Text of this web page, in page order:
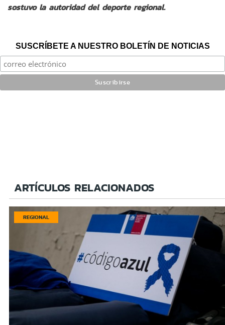
sostuvo la autoridad del deporte regional.
SUSCRÍBETE A NUESTRO BOLETÍN DE NOTICIAS
ARTÍCULOS RELACIONADOS
REGIONAL